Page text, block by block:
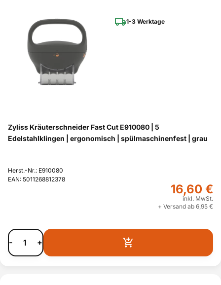
1-3 Werktage
Zyliss Kräuterschneider Fast Cut E910080 | 5
Edelstahlklingen | ergonomisch | spülmaschinenfest | grau
Herst.-Nr.: E910080
EAN: 5011268812378
16,60 €
inkl. MwSt.
+ Versand ab 6,95 €
- +